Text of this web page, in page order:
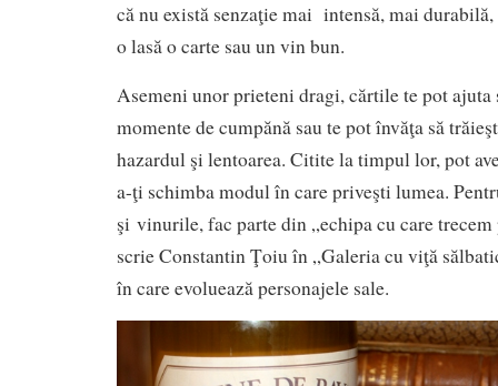
că nu există senzaţie mai intensă, mai durabilă,
o lasă o carte sau un vin bun.
Asemeni unor prieteni dragi, cărtile te pot ajuta
momente de cumpănă sau te pot învăţa să
hazardul şi lentoarea. Citite la timpul lor, pot
a-ţi schimba modul în care priveşti lumea.
şi vinurile, fac parte din „echipa cu care
scrie Constantin Ţoiu în „Galeria cu viţă
în care evoluează personajele sale.